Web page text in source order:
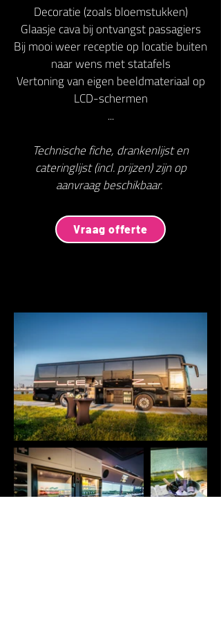
Decoratie (zoals bloemstukken)
Glaasje cava bij ontvangst passagiers
Bij mooi weer receptie op locatie buiten
naar wens met statafels
Vertoning van eigen beeldmateriaal op
LCD-schermen
...
Technische fiche, drankenlijst en
cateringlijst (incl. prijzen) zijn op
aanvraag beschikbaar.
Vraag offerte